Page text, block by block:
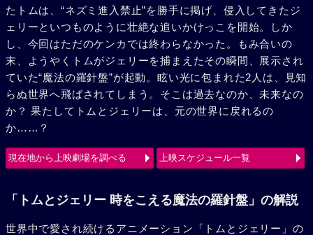
たトムは、“ネズミ進入禁止”を勝手に掲げ、侵入してきたジ
ェリーといつものように壮絶な追いかけっこを開始。しか
し、今回はただのケンカでは終わらなかった。もみ合いの
末、ようやくトムがジェリーを捕まえたその瞬間、展示され
ていた“魔法の羅針盤”が起動。眩い光に包まれた2人は、見知
らぬ世界へ飛ばされてしまう。そこは過去なのか、未来なの
か？ 果たしてトムとジェリーは、元の世界に戻れるの
か……？
現在地から上映劇場を調べる 上映スケジュール一覧
「トムとジェリー 時をこえる魔法の羅針盤」の解説
世界中で愛され続けるアニメーション「トムとジェリー」の